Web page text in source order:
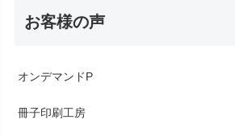
お客様の声
オンデマンドP
冊子印刷工房